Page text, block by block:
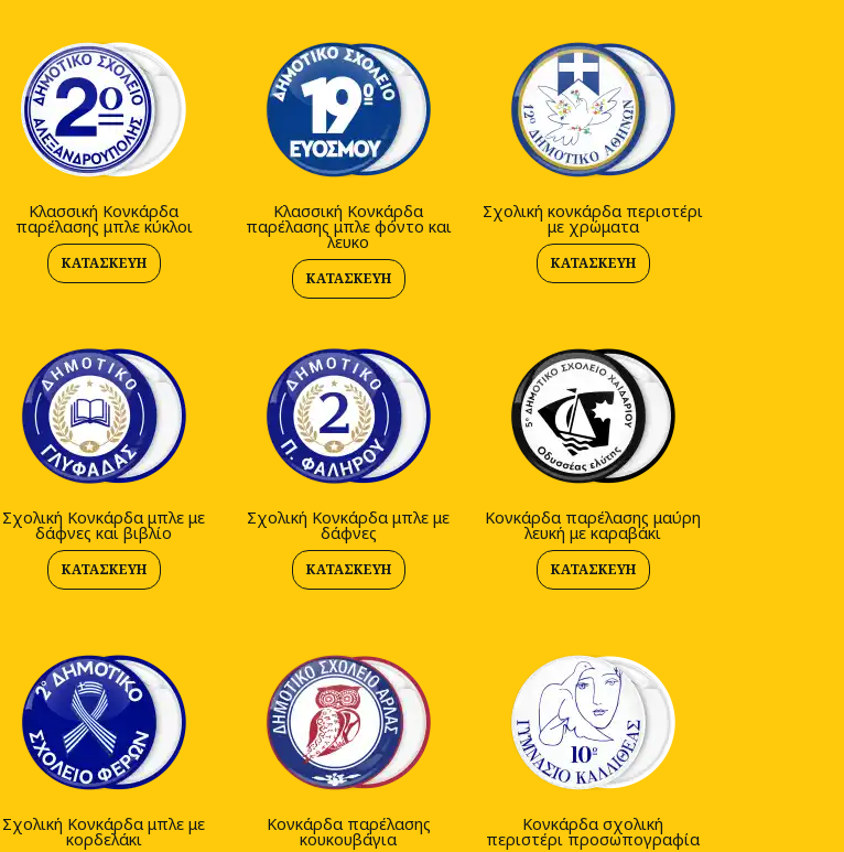
Κλασσική Κονκάρδα
παρέλασης μπλε κύκλοι
ΚΑΤΑΣΚΕΥΉ
Κλασσική Κονκάρδα
παρέλασης μπλε φόντο και
λευκο
ΚΑΤΑΣΚΕΥΉ
Σχολική κονκάρδα περιστέρι
με χρώματα
ΚΑΤΑΣΚΕΥΉ
Σχολική Κονκάρδα μπλε με
δάφνες και βιβλίο
ΚΑΤΑΣΚΕΥΉ
Σχολική Κονκάρδα μπλε με
δάφνες
ΚΑΤΑΣΚΕΥΉ
Κονκάρδα παρέλασης μαύρη
λευκή με καραβάκι
ΚΑΤΑΣΚΕΥΉ
Σχολική Κονκάρδα μπλε με
κορδελάκι
Κονκάρδα παρέλασης
κουκουβάγια
Κονκάρδα σχολική
περιστέρι προσωπογραφία